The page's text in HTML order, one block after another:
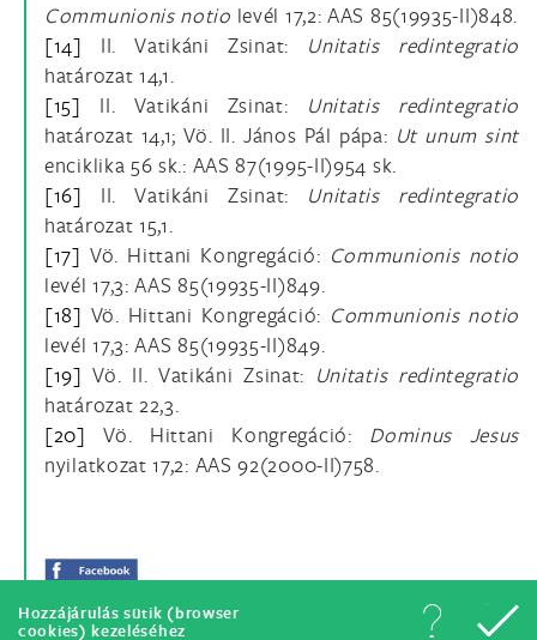
Hozzájárulás sütik (browser
cookies) kezeléséhez
Communionis notio levél 17,2: AAS 85(19935-II)848.
[14] II. Vatikáni Zsinat: Unitatis redintegratio
határozat 14,1.
[15] II. Vatikáni Zsinat: Unitatis redintegratio
határozat 14,1; Vö. II. János Pál pápa: Ut unum sint
enciklika 56 sk.: AAS 87(1995-II)954 sk.
[16] II. Vatikáni Zsinat: Unitatis redintegratio
határozat 15,1.
[17] Vö. Hittani Kongregáció: Communionis notio
levél 17,3: AAS 85(19935-II)849.
[18] Vö. Hittani Kongregáció: Communionis notio
levél 17,3: AAS 85(19935-II)849.
[19] Vö. II. Vatikáni Zsinat: Unitatis redintegratio
határozat 22,3.
[20] Vö. Hittani Kongregáció: Dominus Jesus
nyilatkozat 17,2: AAS 92(2000-II)758.